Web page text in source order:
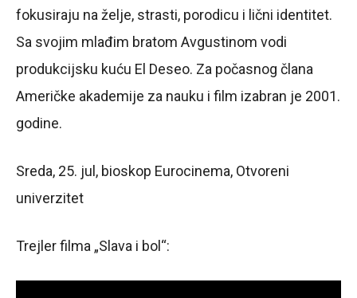
fokusiraju na želje, strasti, porodicu i lični identitet.
Sa svojim mlađim bratom Avgustinom vodi
produkcijsku kuću El Deseo. Za počasnog člana
Američke akademije za nauku i film izabran je 2001.
godine.
Sreda, 25. jul, bioskop Eurocinema, Otvoreni
univerzitet
Trejler filma „Slava i bol“: